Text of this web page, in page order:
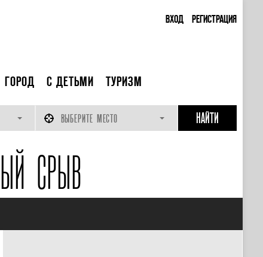
ВХОД РЕГИСТРАЦИЯ
ГОРОД С ДЕТЬМИ ТУРИЗМ
ВЫБЕРИТЕ МЕСТО
СРЫВ